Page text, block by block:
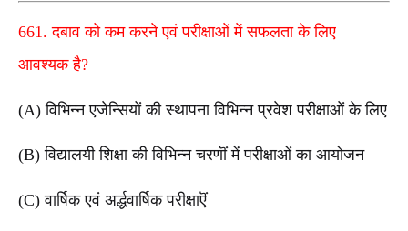
661. दबाव को कम करने एवं परीक्षाओं में सफलता के लिए
आवश्यक है?
(A) विभिन्न एजेन्सियों की स्थापना विभिन्न प्रवेश परीक्षाओं के लिए
(B) विद्यालयी शिक्षा की विभिन्न चरणॊं में परीक्षाओं का आयोजन
(C) वार्षिक एवं अर्द्धवार्षिक परीक्षाऎं